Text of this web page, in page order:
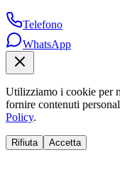
Telefono
WhatsApp
Utilizziamo i cookie per
fornire contenuti
Policy.
Rifiuta Accetta